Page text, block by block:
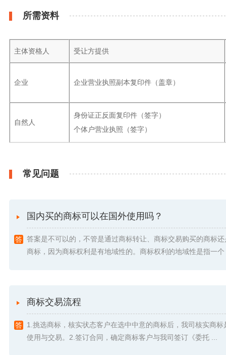
所需资料
主体资格人 受让方提供
企业 企业营业执照副本复印件（盖章）
自然人
身份证正反面复印件（签字）
个体户营业执照（签字）
常见问题
国内买的商标可以在国外使用吗？
答案是不可以的，不管是通过商标转让、商标交易购买的商标
商标，因为商标权利是有地域性的。商标权利的地域性是指一
商标交易流程
1.挑选商标，核实状态客户在选中中意的商标后，我司核实商标
使用与交易。2.签订合同，确定商标客户与我司签订《委托 ...